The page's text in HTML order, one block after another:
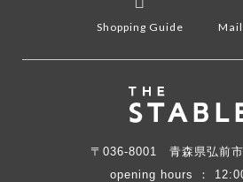
Shopping Guide
〒036-8001 青森県弘前
opening hours ：